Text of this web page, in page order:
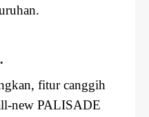
fitur canggih
new PALISADE